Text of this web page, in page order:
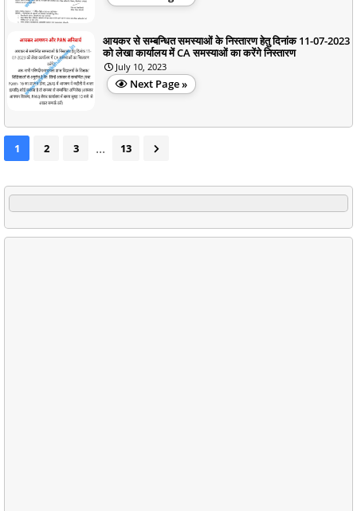
आयकर से सम्बन्धित समस्याओं के निस्तारण हेतु दिनांक 11-07-2023
को लेखा कार्यालय में CA समस्याओं का करेंगे निस्तारण
July 10, 2023
Next Page »
1 2 3 ... 13